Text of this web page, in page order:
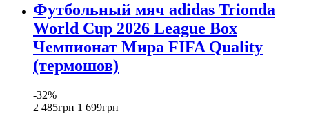
Футбольный мяч adidas Trionda
World Cup 2026 League Box
Чемпионат Мира FIFA Quality
(термошов)
-32%
2 485грн 1 699грн